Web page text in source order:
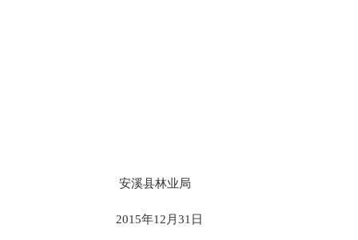
安溪县林业局
2015年12月31日